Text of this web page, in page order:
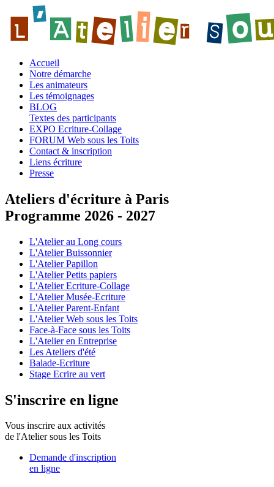
Accueil
Notre démarche
Les animateurs
Les témoignages
BLOG
Textes des participants
EXPO Ecriture-Collage
FORUM Web sous les Toits
Contact & inscription
Liens écriture
Presse
Ateliers d'écriture à Paris
Programme 2026 - 2027
L'Atelier au Long cours
L'Atelier Buissonnier
L'Atelier Papillon
L'Atelier Petits papiers
L'Atelier Ecriture-Collage
L'Atelier Musée-Ecriture
L'Atelier Parent-Enfant
L'Atelier Web sous les Toits
Face-à-Face sous les Toits
L'Atelier en Entreprise
Les Ateliers d'été
Balade-Ecriture
Stage Ecrire au vert
S'inscrire en ligne
Vous inscrire aux activités
de l'Atelier sous les Toits
Demande d'inscription
en ligne